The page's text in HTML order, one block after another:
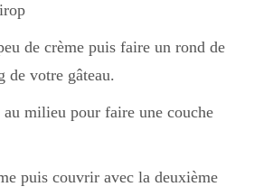
de crème puis faire un rond de
de votre gâteau.
au milieu pour faire une couche
puis couvrir avec la deuxième